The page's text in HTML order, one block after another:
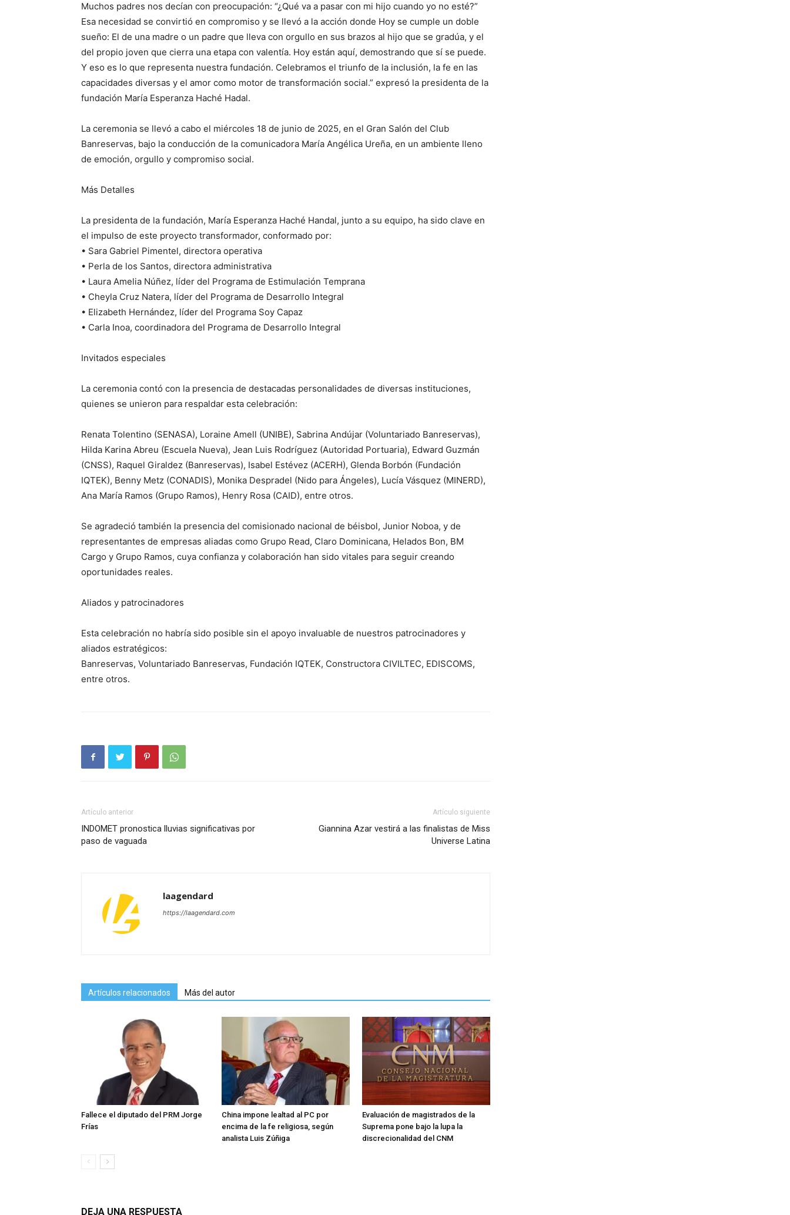
Muchos padres nos decían con preocupación: “¿Qué va a pasar con mi hijo cuando yo no esté?”
Esa necesidad se convirtió en compromiso y se llevó a la acción donde Hoy se cumple un doble
sueño: El de una madre o un padre que lleva con orgullo en sus brazos al hijo que se gradúa, y el
del propio joven que cierra una etapa con valentía. Hoy están aquí, demostrando que sí se puede.
Y eso es lo que representa nuestra fundación. Celebramos el triunfo de la inclusión, la fe en las
capacidades diversas y el amor como motor de transformación social.” expresó la presidenta de la
fundación María Esperanza Haché Hadal.
La ceremonia se llevó a cabo el miércoles 18 de junio de 2025, en el Gran Salón del Club
Banreservas, bajo la conducción de la comunicadora María Angélica Ureña, en un ambiente lleno
de emoción, orgullo y compromiso social.
Más Detalles
La presidenta de la fundación, María Esperanza Haché Handal, junto a su equipo, ha sido clave en
el impulso de este proyecto transformador, conformado por:
• Sara Gabriel Pimentel, directora operativa
• Perla de los Santos, directora administrativa
• Laura Amelia Núñez, líder del Programa de Estimulación Temprana
• Cheyla Cruz Natera, líder del Programa de Desarrollo Integral
• Elizabeth Hernández, líder del Programa Soy Capaz
• Carla Inoa, coordinadora del Programa de Desarrollo Integral
Invitados especiales
La ceremonia contó con la presencia de destacadas personalidades de diversas instituciones,
quienes se unieron para respaldar esta celebración:
Renata Tolentino (SENASA), Loraine Amell (UNIBE), Sabrina Andújar (Voluntariado Banreservas),
Hilda Karina Abreu (Escuela Nueva), Jean Luis Rodríguez (Autoridad Portuaria), Edward Guzmán
(CNSS), Raquel Giraldez (Banreservas), Isabel Estévez (ACERH), Glenda Borbón (Fundación
IQTEK), Benny Metz (CONADIS), Monika Despradel (Nido para Ángeles), Lucía Vásquez (MINERD),
Ana María Ramos (Grupo Ramos), Henry Rosa (CAID), entre otros.
Se agradeció también la presencia del comisionado nacional de béisbol, Junior Noboa, y de
representantes de empresas aliadas como Grupo Read, Claro Dominicana, Helados Bon, BM
Cargo y Grupo Ramos, cuya confianza y colaboración han sido vitales para seguir creando
oportunidades reales.
Aliados y patrocinadores
Esta celebración no habría sido posible sin el apoyo invaluable de nuestros patrocinadores y
aliados estratégicos:
Banreservas, Voluntariado Banreservas, Fundación IQTEK, Constructora CIVILTEC, EDISCOMS,
entre otros.
Artículo anterior
INDOMET pronostica lluvias significativas por
paso de vaguada
Artículo siguiente
Giannina Azar vestirá a las finalistas de Miss
Universe Latina
laagendard
https://laagendard.com
Artículos relacionados Más del autor
Fallece el diputado del PRM Jorge
Frías
China impone lealtad al PC por
encima de la fe religiosa, según
analista Luis Zúñiga
Evaluación de magistrados de la
Suprema pone bajo la lupa la
discrecionalidad del CNM
DEJA UNA RESPUESTA